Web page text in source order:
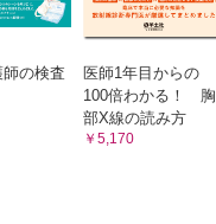
の検査
医師1年目からの
100倍わかる！ 胸
部X線の読み方
￥5,170